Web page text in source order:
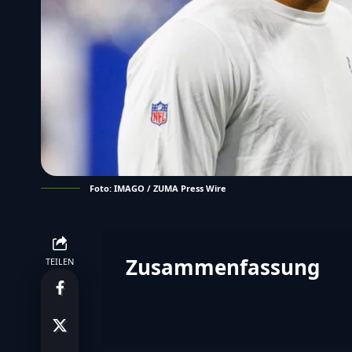
Foto: IMAGO / ZUMA Press Wire
TEILEN Zusammenfassung